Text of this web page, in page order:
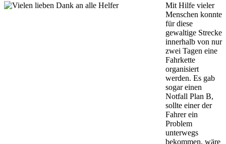
Mit Hilfe vieler
Menschen konnte
für diese
gewaltige Strecke
innerhalb von nur
zwei Tagen eine
Fahrkette
organisiert
werden. Es gab
sogar einen
Notfall Plan B,
sollte einer der
Fahrer ein
Problem
unterwegs
bekommen, wäre